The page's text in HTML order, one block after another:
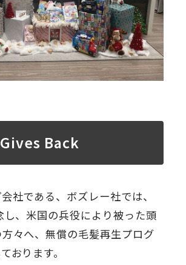
Back
社である、ボズレー社では、
、米国の兵役により被った頭
々へ、無償の毛髪再生プログ
おります。